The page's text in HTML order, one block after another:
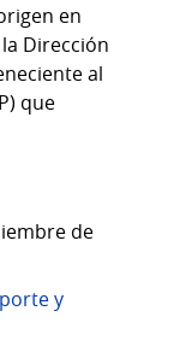
en
Dirección
al
que
de
y